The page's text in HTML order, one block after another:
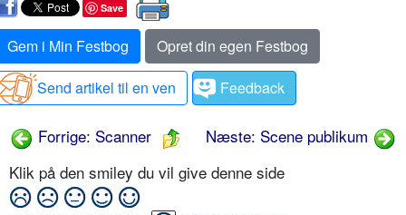
Save
Gem i Min Festbog
Opret din egen Festbog
Send artikel til en ven
Feedback
Forrige: Scanner
Næste: Scene publikum
Klik på den smiley du vil give denne side